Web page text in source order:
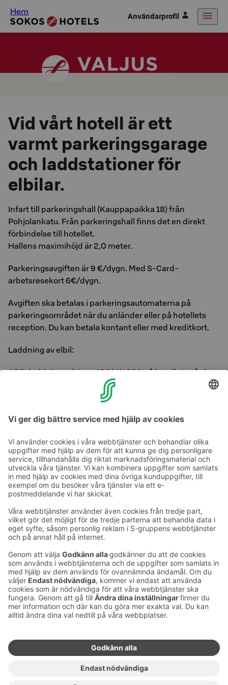
Hem Användarprofil
Vid vårt hotell är ett
varmt parkeringsgarage
och laddstationer för
elbilar.
Infart till parkeringshall (Kauppapaikka 18) från
Pohjolankatu. Från parkeringshall finns det en direkt
förbindelse till hotellet.
Hallens maximihöjd är 2,0 meter.
Parkeringsavgiften är 9 €/dygn. Med S-Card-
arbetsresekort 6€/dygn.
Avgiften ska betalas i parkeringsautomaterna på
parkeringsområdet när du anländer eller på hotellets
reception. Du kan betala kontant eller med kreditkort.
Laddning av elbil:
ABC-laddningsplatser, 150 kW CCS på hotellets gård.
Nedladdningen startas och betalas med ABC-
kostnaden för varje plats.
Ta kontakt
Kontaktuppgifter till hotellen
Feedback
Ge feedback
Sokos Hotels nyhetsbrev
nyhetsbrev
Du får Sokos Hotellens senaste
förmåner och nyheter till din e-
post varje månad.
Utmärkelser och certifikat
Sokos Hotels i sociala medier
Sokos
Hotels på
Sokos
Hotels på
Sokos
Hotels
på
Sokos
Hotels i
Linkedin